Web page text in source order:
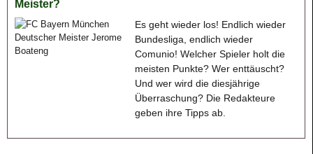
Meister?
Es geht wieder los! Endlich wieder
Bundesliga, endlich wieder
Comunio! Welcher Spieler holt die
meisten Punkte? Wer enttäuscht?
Und wer wird die diesjährige
Überraschung? Die Redakteure
geben ihre Tipps ab.